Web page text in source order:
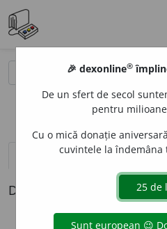
definiții (1) pronunțievolume_up
Definiția cu ID-ul 503528:
🎉 dexonline®
De un sfert de secol
pentru
Cu o mică donație
cuvintele la